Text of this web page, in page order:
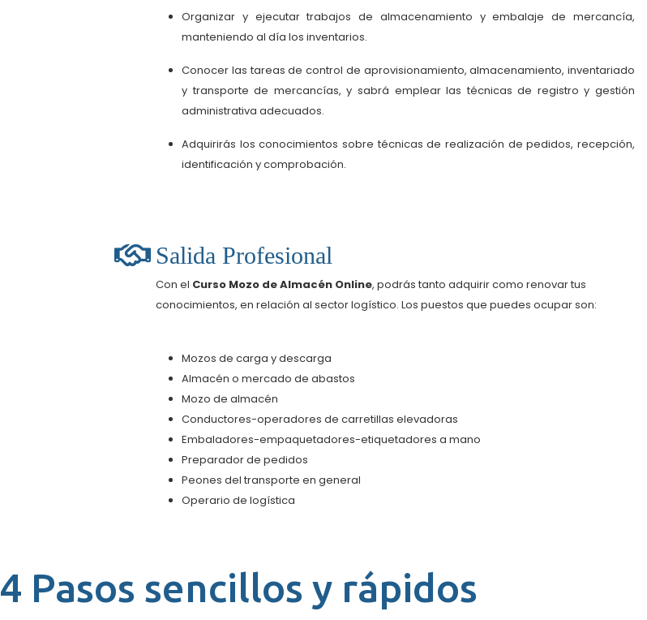
Organizar y ejecutar trabajos de almacenamiento y embalaje de mercancía,
manteniendo al día los inventarios.
Conocer las tareas de control de aprovisionamiento, almacenamiento, inventariado
y transporte de mercancías, y sabrá emplear las técnicas de registro y gestión
administrativa adecuados.
Adquirirás los conocimientos sobre técnicas de realización de pedidos, recepción,
identificación y comprobación.
Salida Profesional
Con el Curso Mozo de Almacén Online, podrás tanto adquirir como renovar tus
conocimientos, en relación al sector logístico. Los puestos que puedes ocupar son:
Mozos de carga y descarga
Almacén o mercado de abastos
Mozo de almacén
Conductores-operadores de carretillas elevadoras
Embaladores-empaquetadores-etiquetadores a mano
Preparador de pedidos
Peones del transporte en general
Operario de logística
4 Pasos sencillos y rápidos